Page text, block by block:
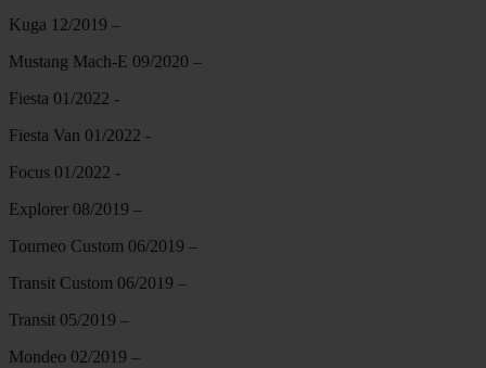
Kuga 12/2019 –
Mustang Mach-E 09/2020 –
Fiesta 01/2022 -
Fiesta Van 01/2022 -
Focus 01/2022 -
Explorer 08/2019 –
Tourneo Custom 06/2019 –
Transit Custom 06/2019 –
Transit 05/2019 –
Mondeo 02/2019 –